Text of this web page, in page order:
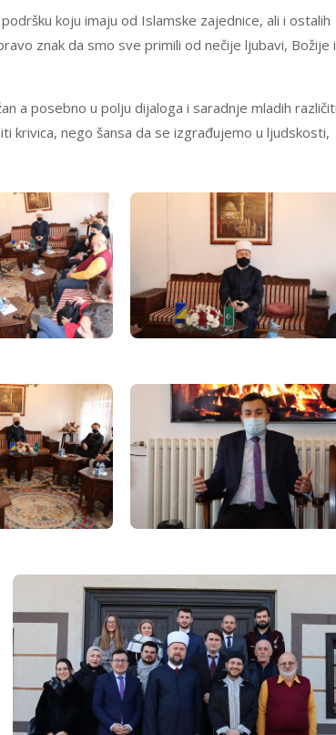
koju imaju od Islamske zajednice, ali i ostalih
znak da smo sve primili od nečije ljubavi, Božije i
a posebno u polju dijaloga i saradnje mladih
krivica, nego šansa da se izgrađujemo u ljudskosti,